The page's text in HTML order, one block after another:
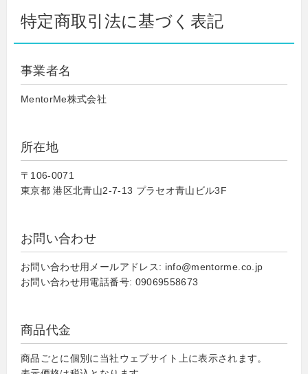
特定商取引法に基づく表記
事業者名
MentorMe株式会社
所在地
〒106-0071
東京都 港区北青山2-7-13 プラセオ青山ビル3F
お問い合わせ
お問い合わせ用メールアドレス: info@mentorme.co.jp
お問い合わせ用電話番号: 09069558673
商品代金
商品ごとに個別に当社ウェブサイト上に表示されます。